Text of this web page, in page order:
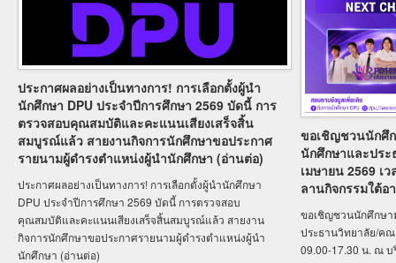
ประกาศผลอย่างเป็นทางการ! การเลือกตั้งผู้นำ
นักศึกษา DPU ประจำปีการศึกษา 2569 บัดนี้ การ
ตรวจสอบคุณสมบัติและคะแนนเสียงเสร็จสิ้น
สมบูรณ์แล้ว สายงานกิจการนักศึกษาขอประกาศ
รายนามผู้ดำรงตำแหน่งผู้นำนักศึกษา (อ่านต่อ)
ประกาศผลอย่างเป็นทางการ! การเลือกตั้งผู้นำนักศึกษา
DPU ประจำปีการศึกษา 2569 บัดนี้ การตรวจสอบ
คุณสมบัติและคะแนนเสียงเสร็จสิ้นสมบูรณ์แล้ว สายงาน
กิจการนักศึกษาขอประกาศรายนามผู้ดำรงตำแหน่งผู้นำ
นักศึกษา (อ่านต่อ)
ขอเชิญชวนนักศึ
นักศึกษาและปร
เมษายน 2569 เ
ลานกิจกรรมใต้อ
ขอเชิญชวนนักศึกษา
ประธานวิทยาลัย/คณ
09.00-17.30 น. ณ